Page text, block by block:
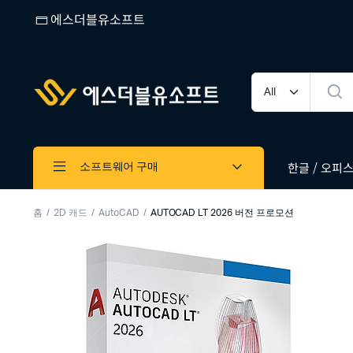
에스더블유소프트
소프트웨어 구매 한글 / 오피
홈 2D 캐드 AutoCAD AUTOCAD LT 2026 버전 프로모션